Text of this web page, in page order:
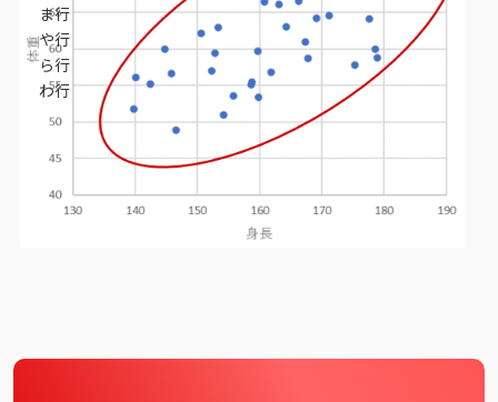
マーケティングDX
課題から探す
市場・顧客理解に関する課題
戦略設計に関する課題
商品／サービス開発に関する課題
ま行
や行
ら行
わ行